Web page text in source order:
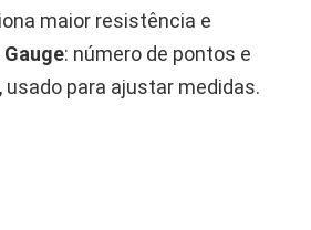
maior resistência e
Gauge: número de pontos e
usado para ajustar medidas.